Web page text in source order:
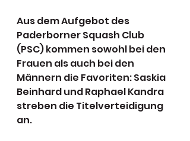
Aus dem Aufgebot des
Paderborner Squash Club
(PSC) kommen sowohl bei den
Frauen als auch bei den
Männern die Favoriten: Saskia
Beinhard und Raphael Kandra
streben die Titelverteidigung
an.